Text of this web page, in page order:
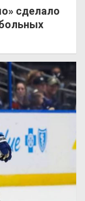
сделало